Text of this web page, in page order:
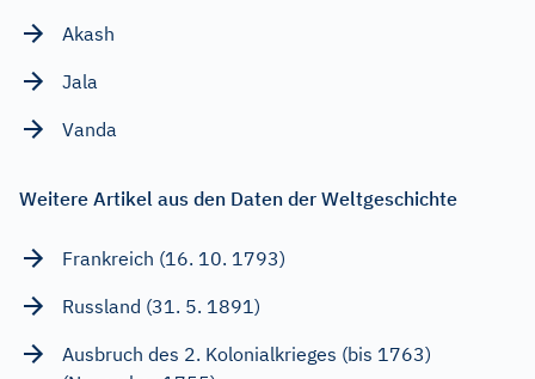
Akash
Jala
Vanda
Weitere Artikel aus den Daten der Weltgeschichte
Frankreich (16. 10. 1793)
Russland (31. 5. 1891)
Ausbruch des 2. Kolonialkrieges (bis 1763)